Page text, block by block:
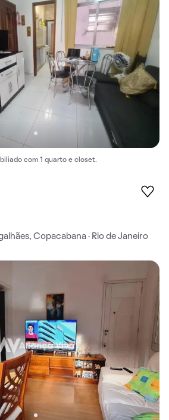
com 1 quarto e closet.
Copacabana · Rio de Janeiro